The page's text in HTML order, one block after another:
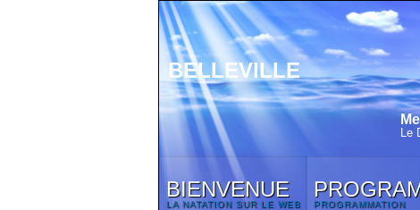
BELLEVILLE
Le
BIENVENUE
LA NATATION SUR LE WEB PROGRAMMATION